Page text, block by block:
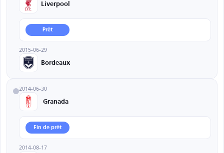
Liverpool
Prêt
2015-06-29
Bordeaux
2014-06-30
Granada
Fin de prêt
2014-08-17